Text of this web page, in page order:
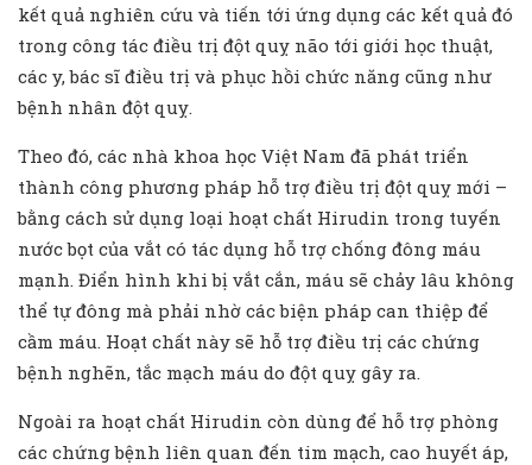
kết quả nghiên cứu và tiến tới ứng dụng các kết quả đó
trong công tác điều trị đột quỵ não tới giới học thuật,
các y, bác sĩ điều trị và phục hồi chức năng cũng như
bệnh nhân đột quỵ.
Theo đó, các nhà khoa học Việt Nam đã phát triển
thành công phương pháp hỗ trợ điều trị đột quỵ mới –
bằng cách sử dụng loại hoạt chất Hirudin trong tuyến
nước bọt của vắt có tác dụng hỗ trợ chống đông máu
mạnh. Điển hình khi bị vắt cắn, máu sẽ chảy lâu không
thể tự đông mà phải nhờ các biện pháp can thiệp để
cầm máu. Hoạt chất này sẽ hỗ trợ điều trị các chứng
bệnh nghẽn, tắc mạch máu do đột quỵ gây ra.
Ngoài ra hoạt chất Hirudin còn dùng để hỗ trợ phòng
các chứng bệnh liên quan đến tim mạch, cao huyết áp,